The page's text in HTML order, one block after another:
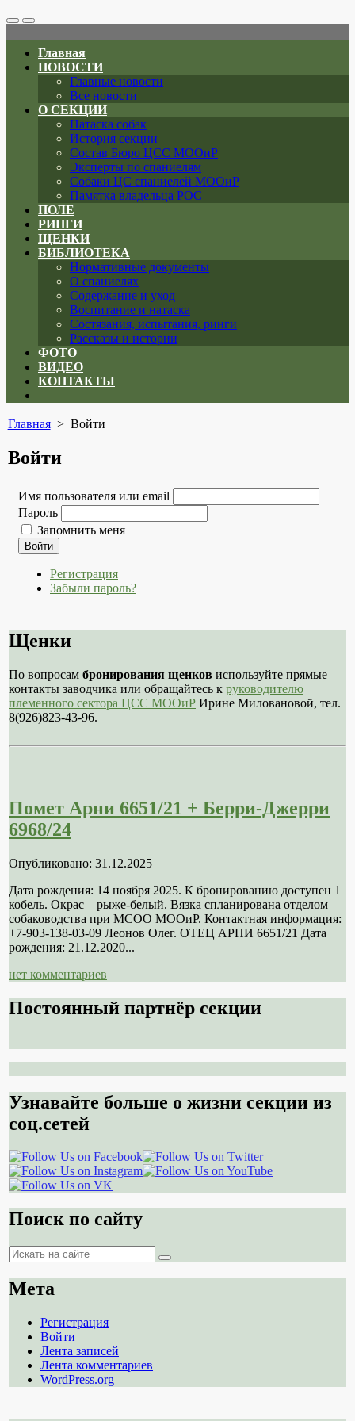
Search
Toggle
Меню
Главная
НОВОСТИ
Главные новости
Все новости
О СЕКЦИИ
Натаска собак
История секции
Состав Бюро ЦСС МООиР
Эксперты по спаниелям
Собаки ЦС спаниелей МООиР
Памятка владельца РОС
ПОЛЕ
РИНГИ
ЩЕНКИ
БИБЛИОТЕКА
Нормативные документы
О спаниелях
Содержание и уход
Воспитание и натаска
Состязания, испытания, ринги
Рассказы и истории
ФОТО
ВИДЕО
КОНТАКТЫ
menu
Главная> Войти
Войти
Имя пользователя или email
Пароль
Запомнить меня
Войти
Регистрация
Забыли пароль?
Щенки
По вопросам бронирования щенков используйте прямые
контакты заводчика или обращайтесь к руководителю
племенного сектора ЦСС МООиР Ирине Миловановой, тел.
8(926)823-43-96.
Помет Арни 6651/21 + Берри-Джерри
6968/24
Опубликовано: 31.12.2025
Дата рождения: 14 ноября 2025. К бронированию доступен 1
кобель. Окрас – рыже-белый. Вязка спланирована отделом
собаководства при МСОО МООиР. Контактная информация:
+7-903-138-03-09 Леонов Олег. ОТЕЦ АРНИ 6651/21 Дата
рождения: 21.12.2020...
нет комментариев
Постоянный партнёр секции
Узнавайте больше о жизни секции из
соц.сетей
Поиск по сайту
Поиск
Поиск
Мета
Регистрация
Войти
Лента записей
Лента комментариев
WordPress.org